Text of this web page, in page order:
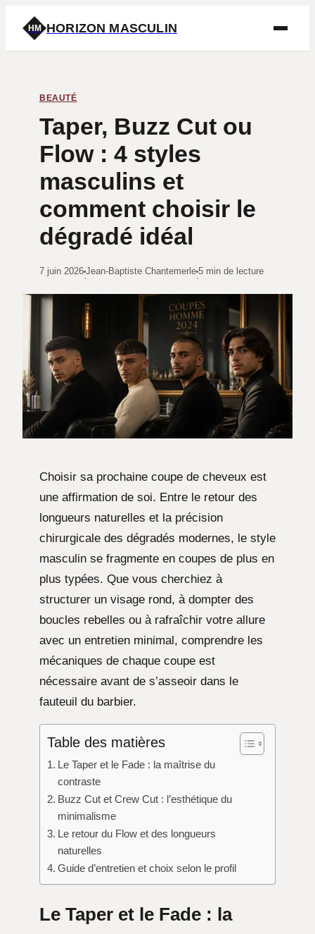
HM HORIZON MASCULIN
BEAUTÉ
Taper, Buzz Cut ou
Flow : 4 styles
masculins et
comment choisir le
dégradé idéal
7 juin 2026
·
Jean-Baptiste Chantemerle
·
5 min de lecture
Choisir sa prochaine coupe de cheveux est
une affirmation de soi. Entre le retour des
longueurs naturelles et la précision
chirurgicale des dégradés modernes, le style
masculin se fragmente en coupes de plus en
plus typées. Que vous cherchiez à
structurer un visage rond, à dompter des
boucles rebelles ou à rafraîchir votre allure
avec un entretien minimal, comprendre les
mécaniques de chaque coupe est
nécessaire avant de s’asseoir dans le
fauteuil du barbier.
Table des matières
Le Taper et le Fade : la maîtrise du
contraste
Buzz Cut et Crew Cut : l’esthétique du
minimalisme
Le retour du Flow et des longueurs
naturelles
Guide d’entretien et choix selon le profil
Le Taper et le Fade : la